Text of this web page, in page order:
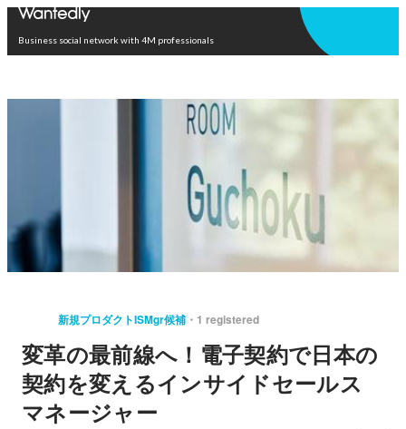
Business social network with 4M professionals
新規プロダクトISMgr候補 1 registered
変革の最前線へ！電子契約で日本の
契約を変えるインサイドセールス
マネージャー